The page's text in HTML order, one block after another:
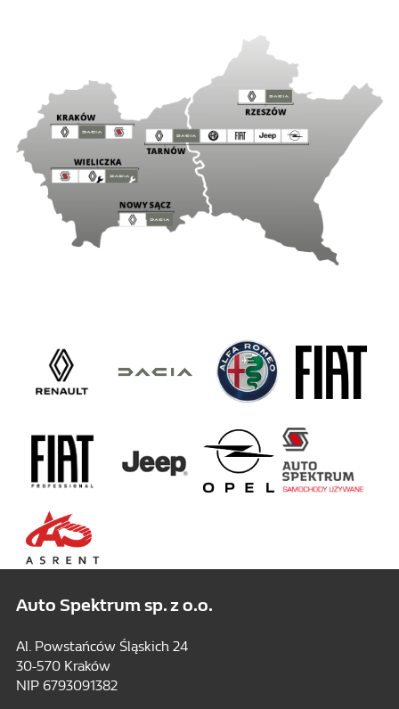
Auto Spektrum sp. z o.o.
Al. Powstańców Śląskich 24
30-570 Kraków
NIP 6793091382